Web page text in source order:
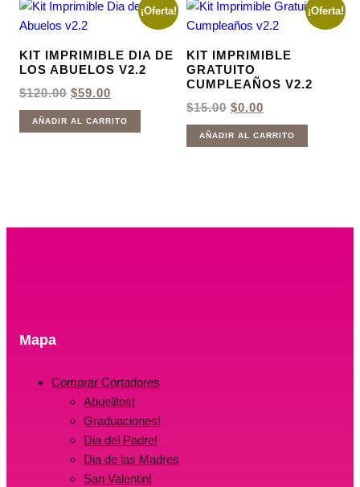
¡Oferta!
KIT IMPRIMIBLE DIA DE
LOS ABUELOS V2.2
$120.00 EL
PRECIO
ORIGINAL
ERA:
$59.00
PRECIO
ACTUAL
ES:
AÑADIR AL CARRITO
¡Oferta!
KIT IMPRIMIBLE
GRATUITO
CUMPLEAÑOS V2.2
$15.00 EL
PRECIO
ORIGINAL
ERA:
$0.00
PRECIO
ACTUAL
ES:
AÑADIR AL CARRITO
Mapa
Comprar Cortadores
Abuelitos!
Graduaciones!
Dia del Padre!
Dia de las Madres
San Valentin!